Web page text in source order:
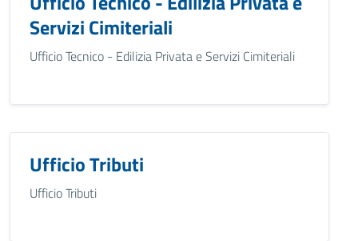
Servizi Cimiteriali
Ufficio Tecnico - Edilizia Privata e Servizi Cimiteriali
Ufficio Tributi
Ufficio Tributi